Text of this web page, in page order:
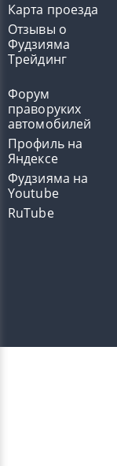
Карта проезда
Отзывы о
Фудзияма
Трейдинг
Форум
праворуких
автомобилей
Профиль на
Яндексе
Фудзияма на
Youtube
RuTube